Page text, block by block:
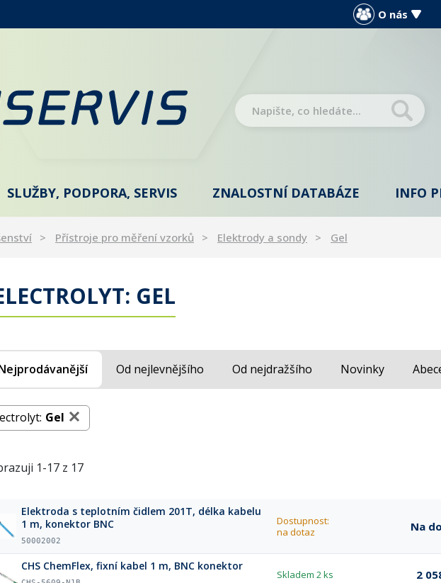
O nás
SLUŽBY, PODPORA, SERVIS ZNALOSTNÍ DATABÁZE INFO
Přístroje pro měření vzorků Elektrody a sondy Gel
GEL
Od nejlevnějšího Od nejdražšího Novinky
Gel
1-17 z 17
Elektroda s teplotním čidlem 201T, délka kabelu
1 m, konektor BNC
50002002
Dostupnost:
na dotaz
Na
CHS ChemFlex, fixní kabel 1 m, BNC konektor
Skladem 2 ks 2